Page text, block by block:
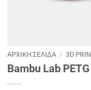
ΑΡΧΙΚΉ ΣΕΛΊΔΑ / 3D
Bambu Lab